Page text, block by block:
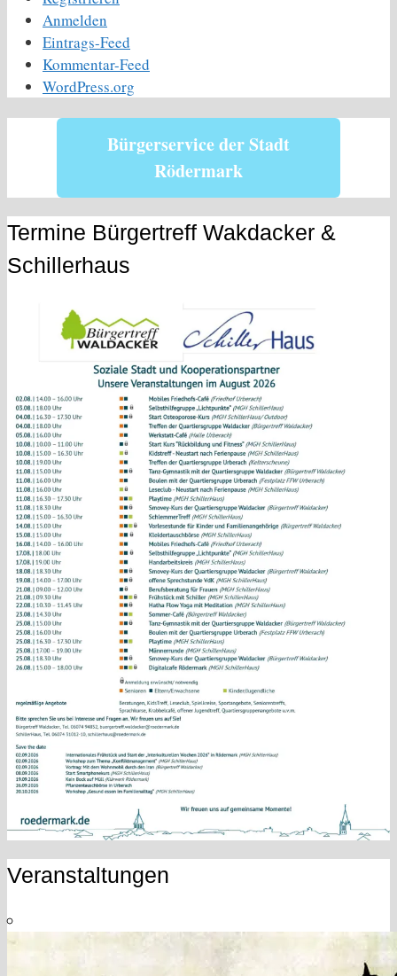
Anmelden
Eintrags-Feed
Kommentar-Feed
WordPress.org
Bürgerservice der Stadt
Rödermark
Termine Bürgertreff Wakdacker &
Schillerhaus
Veranstaltungen